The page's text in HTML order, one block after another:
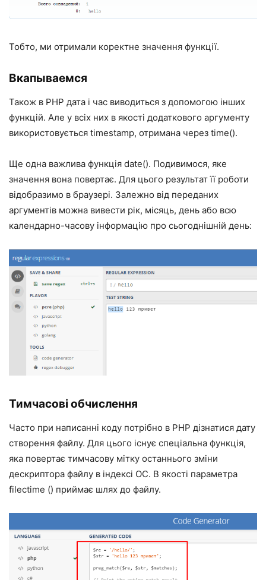
Тобто, ми отримали коректне значення функції.
Вкапываемся
Також в PHP дата і час виводиться з допомогою інших
функцій. Але у всіх них в якості додаткового аргументу
використовується timestamp, отримана через time().
Ще одна важлива функція date(). Подивимося, яке
значення вона повертає. Для цього результат її роботи
відобразимо в браузері. Залежно від переданих
аргументів можна вивести рік, місяць, день або всю
календарно-часову інформацію про сьогоднішній день:
Тимчасові обчислення
Часто при написанні коду потрібно в PHP дізнатися дату
створення файлу. Для цього існує спеціальна функція,
яка повертає тимчасову мітку останнього зміни
дескриптора файлу в індексі ОС. В якості параметра
filectime () приймає шлях до файлу.